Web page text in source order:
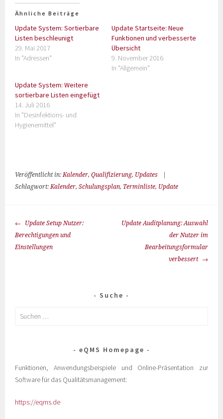
Ähnliche Beiträge
Update System: Sortierbare
Listen beschleunigt
29. Mai 2017
In "Adressen"
Update Startseite: Neue
Funktionen und verbesserte
Übersicht
9. November 2016
In "Allgemein"
Update System: Weitere
sortierbare Listen eingefügt
14. Juli 2016
In "Desinfektions- und
Hygienemittel"
Veröffentlicht in:Kalender,Qualifizierung, Updates
Schlagwort:Kalender,Schulungsplan, Terminliste, Update
Update Setup Nutzer:
Berechtigungen und
Einstellungen
Update Auditplanung: Auswahl
der Nutzer im
Bearbeitungsformular
verbessert
Suche
eQMS Homepage
Funktionen, Anwendungsbeispiele und Online-Präsentation zur
Software für das Qualitätsmanagement:
https://eqms.de